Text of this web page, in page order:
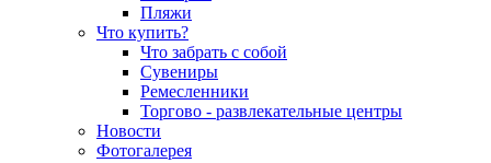
Пляжи
Что купить?
Что забрать с собой
Сувениры
Ремесленники
Торгово - развлекательные центры
Новости
Фотогалерея